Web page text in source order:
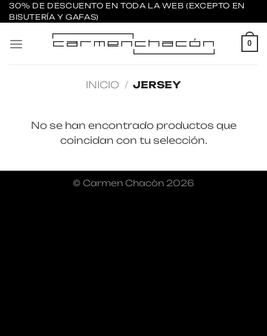
Saltar
al
contenido
30% DE DESCUENTO EN TODA LA WEB (EXCEPTO EN
BISUTERÍA Y GAFAS)
0
INICIO / JERSEY
No se han encontrado productos que
coincidan con tu selección.
© Carmen Chacòn 2026